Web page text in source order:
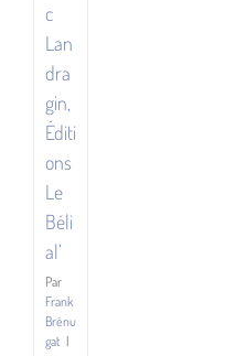
c
Lan
dra
gin,
Éditi
ons
Le
Béli
al’
Par
Frank
Brénu
gat |